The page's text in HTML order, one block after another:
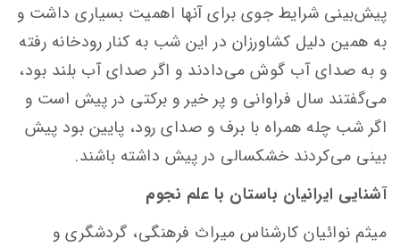
پیش‌بینی شرایط جوی برای آنها اهمیت بسیاری داشت و
به همین دلیل کشاورزان در این شب به کنار رودخانه رفته
و به صدای آب گوش می‌دادند و اگر صدای آب بلند بود،
می‌گفتند سال فراوانی و پر خیر و برکتی در پیش است و
اگر شب چله همراه با برف و صدای رود، پایین بود پیش
بینی می‌کردند خشکسالی در پیش داشته باشند.
آشنایی ایرانیان باستان با علم نجوم
میثم نوائیان کارشناس میراث فرهنگی، گردشگری و